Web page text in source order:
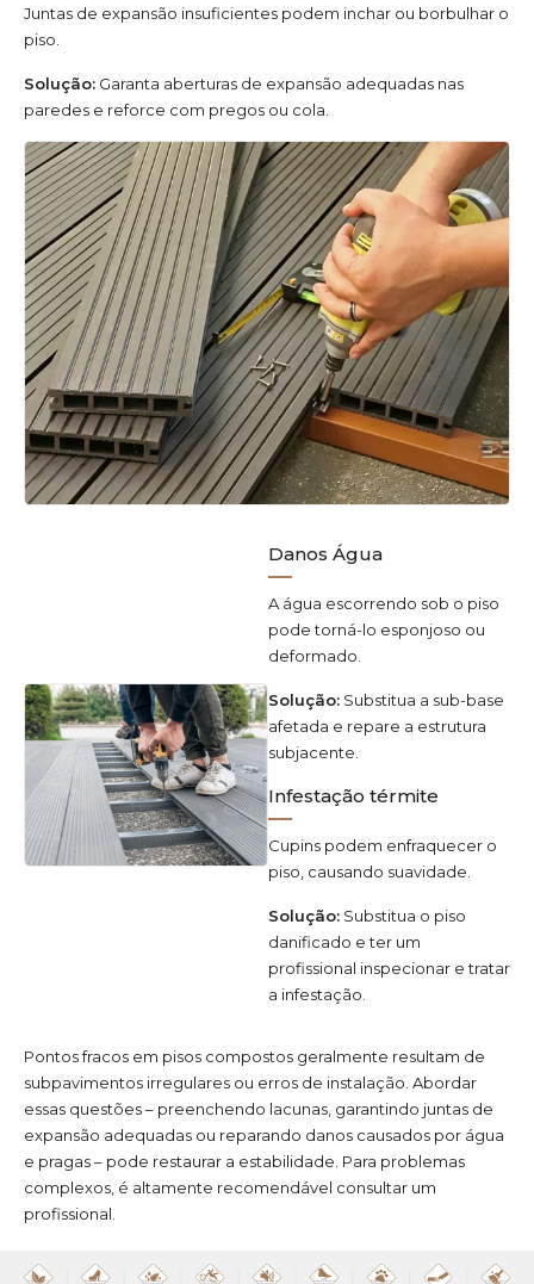
Juntas de expansão insuficientes podem inchar ou borbulhar o
piso.
Solução: Garanta aberturas de expansão adequadas nas
paredes e reforce com pregos ou cola.
Danos Água
A água escorrendo sob o piso
pode torná-lo esponjoso ou
deformado.
Solução:Substitua a sub-base
afetada e repare a estrutura
subjacente.
Infestação térmite
Cupins podem enfraquecer o
piso, causando suavidade.
Solução:Substitua o piso
danificado e ter um
profissional inspecionar e tratar
a infestação.
Pontos fracos em pisos compostos geralmente resultam de
subpavimentos irregulares ou erros de instalação. Abordar
essas questões – preenchendo lacunas, garantindo juntas de
expansão adequadas ou reparando danos causados por água
e pragas – pode restaurar a estabilidade. Para problemas
complexos, é altamente recomendável consultar um
profissional.